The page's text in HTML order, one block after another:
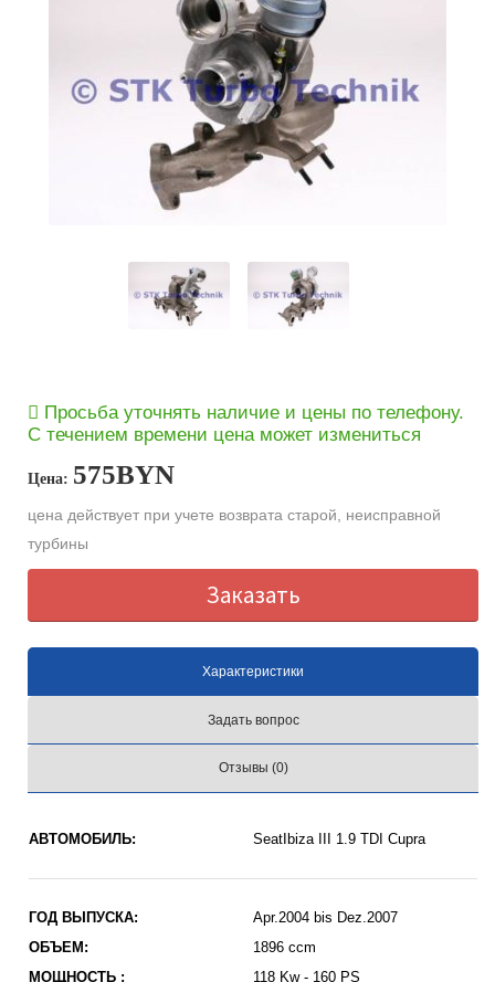
Просьба уточнять наличие и цены по телефону.
С течением времени цена может измениться
Цена: 575BYN
цена действует при учете возврата старой, неисправной
турбины
Заказать
Характеристики
Задать вопрос
Отзывы (0)
АВТОМОБИЛЬ: SeatIbiza III 1.9 TDI Cupra
ГОД ВЫПУСКА:
Apr.2004 bis Dez.2007
ОБЪЕМ:
1896 ccm
МОЩНОСТЬ :
118 Kw - 160 PS